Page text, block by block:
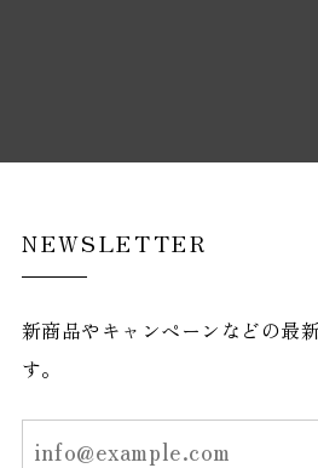
NEWSLETTER
新商品やキャンペーンなどの最
す。